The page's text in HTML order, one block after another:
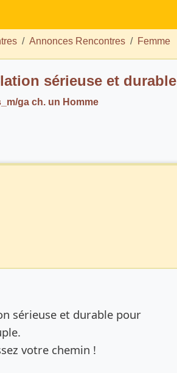
Annonces Rencontres Femme
sérieuse et durable
ga ch. un Homme
l’annonce
sérieuse et durable pour
votre chemin !